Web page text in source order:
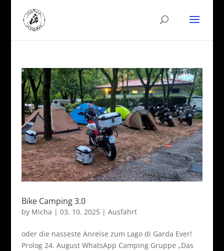
Bike Camping 3.0
by Micha | 03. 10. 2025| Ausfahrt
oder die nasseste Anreise zum Lago di Garda Ever!
Prolog 24. August WhatsApp Camping Gruppe „Das